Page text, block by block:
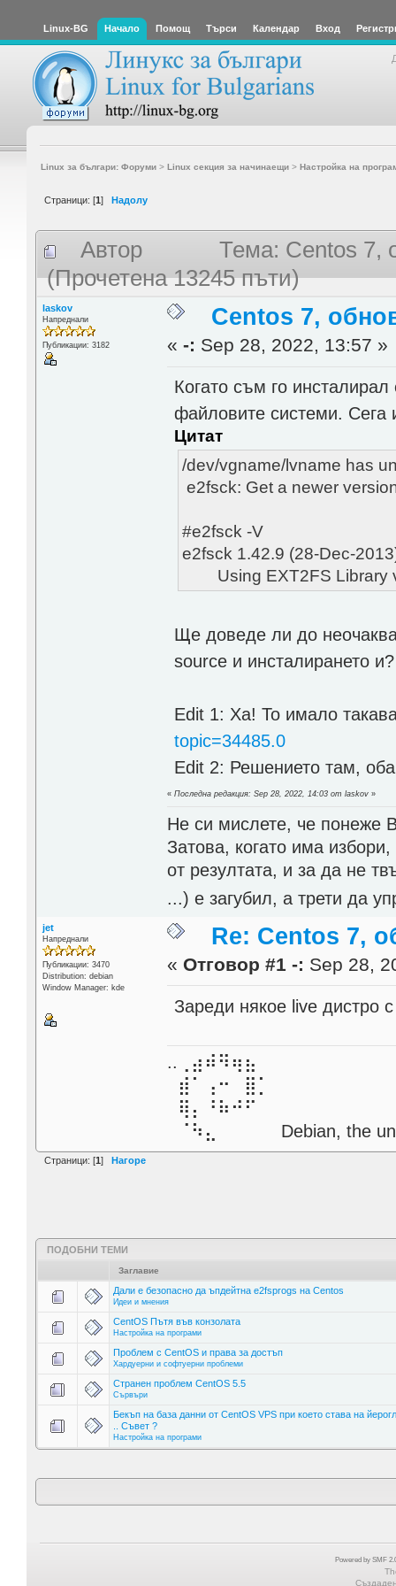
Linux-BG Начало Помощ Търси Календар Вход
Linux за българи: Форуми> Linux секция за начинаещи> Настройка на
Страници: [1] Надолу
Автор
Тема: Centos 7,
(Прочетена 13245 пъти)
laskov
Напреднали
Публикации: 3182
Centos 7,
«-: Sep 28, 2022, 13:57 »
Когато съм го
файловите системи. Сега
Цитат
/dev/vgname/lvname has
e2fsck: Get a newer
#e2fsck -V
e2fsck 1.42.9 (28-Dec-
Using EXT2FS Library
Ще доведе ли до
source и инсталирането и?
Edit 1: Ха! То имало
topic=34485.0
Edit 2: Решението там,
«Последна редакция: Sep 28, 2022, 14:03 от laskov »
Не си мислете, че понеже
Затова, когато има
от резултата, и за да не
...) е загубил, а трети да
jet
Напреднали
Публикации: 3470
Distribution: debian
Window Manager: kde
Re: Centos 7,
« Отговор #1 -: Sep 28,
Зареди някое live дистро
..⢀⣴⠾⠻⢶⣦⠀
⣾⠁⢠⠒⠀⣿⡁
⢿⡄⠘⠷⠚⠋
⠈⠳⣄⠀⠀⠀⠀ Debian, the
Страници: [1] Нагоре
ПОДОБНИ ТЕМИ
Заглавие
Дали е безопасно да ъпдейтна e2fsprogs на Centos
Идеи и мнения
CentOS Пътя във конзолата
Настройка на програми
Проблем с CentOS и права за достъп
Хардуерни и софтуерни проблеми
Странен проблем CentOS 5.5
Сървъри
Бекъп на база данни от CentOS VPS при което става на
.. Съвет ?
Настройка на програми
Powered by SMF